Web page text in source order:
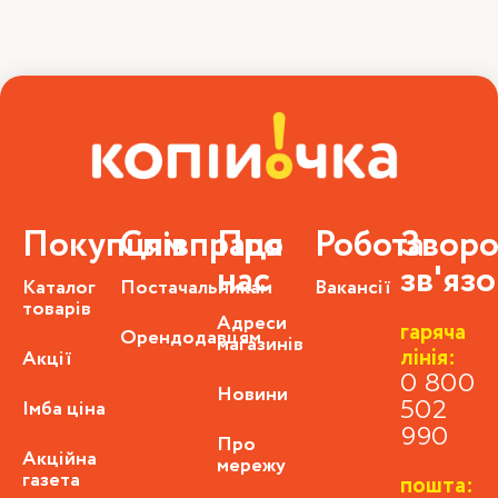
Покупцям
Каталог
товарів
Акції
Імба ціна
Акційна
газета
Співпраця
Постачальникам
Орендодавцям
Про
нас
Адреси
магазинів
Новини
Про
мережу
Робота
Вакансії
гаряча
лінія:
0 800
502
990
пошта: